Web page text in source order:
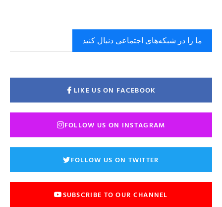
ما را در شبکه‌های اجتماعی دنبال کنید
LIKE US ON FACEBOOK
FOLLOW US ON INSTAGRAM
FOLLOW US ON TWITTER
SUBSCRIBE TO OUR CHANNEL